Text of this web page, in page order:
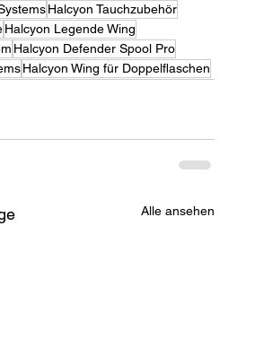
Halcyon Tauchzubehör
Halcyon Legende Wing
Halcyon Defender Spool Pro
Halcyon Wing für Doppelflaschen
Alle ansehen